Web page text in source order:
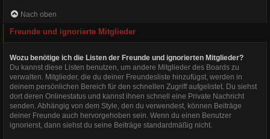
Nach oben
Freunde und ignorierte Mitglieder
Wozu benötige ich die Listen der Freunde und ignorierten Mitglieder?
Du kannst diese Listen benutzen, um andere Mitglieder des Boards zu
verwalten. Mitglieder, die du deiner Freundesliste hinzufügst, werden in
deinem persönlichen Bereich für den schnellen Zugriff aufgelistet. Du siehst
dort deren Onlinestatus und kannst ihnen schnell eine Private Nachricht
senden. Abhängig von dem Style, den du verwendest, können Beiträge
deiner Freunde auch hervorgehoben sein. Wenn du einen Benutzer
ignorierst, dann siehst du seine Beiträge standardmäßig nicht.